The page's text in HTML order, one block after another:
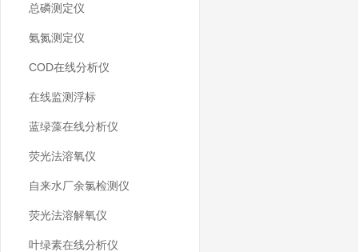
总磷测定仪
氨氮测定仪
COD在线分析仪
在线监测浮标
蓝绿藻在线分析仪
荧光法溶氧仪
自来水厂余氯检测仪
荧光法溶解氧仪
叶绿素在线分析仪